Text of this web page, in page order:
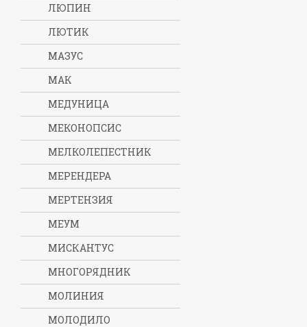
ЛЮПИН
ЛЮТИК
МАЗУС
МАК
МЕДУНИЦА
МЕКОНОПСИС
МЕЛКОЛЕПЕСТНИК
МЕРЕНДЕРА
МЕРТЕНЗИЯ
МЕУМ
МИСКАНТУС
МНОГОРЯДНИК
МОЛИНИЯ
МОЛОДИЛО